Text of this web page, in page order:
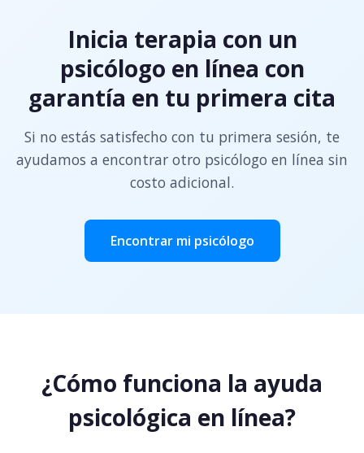
Inicia terapia con un
psicólogo en línea con
garantía en tu primera cita
Si no estás satisfecho con tu primera sesión, te
ayudamos a encontrar otro psicólogo en línea sin
costo adicional.
Encontrar mi psicólogo
¿Cómo funciona la ayuda
psicológica en línea?